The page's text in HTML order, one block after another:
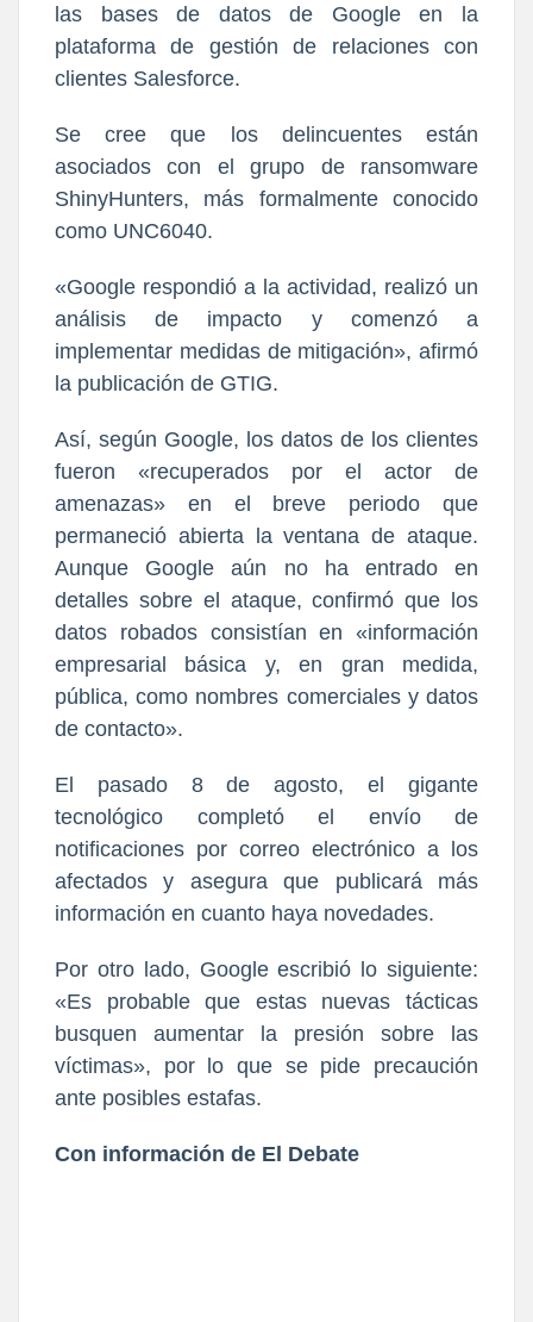
las bases de datos de Google en la
plataforma de gestión de relaciones con
clientes Salesforce.
Se cree que los delincuentes están
asociados con el grupo de ransomware
ShinyHunters, más formalmente conocido
como UNC6040.
«Google respondió a la actividad, realizó un
análisis de impacto y comenzó a
implementar medidas de mitigación», afirmó
la publicación de GTIG.
Así, según Google, los datos de los clientes
fueron «recuperados por el actor de
amenazas» en el breve periodo que
permaneció abierta la ventana de ataque.
Aunque Google aún no ha entrado en
detalles sobre el ataque, confirmó que los
datos robados consistían en «información
empresarial básica y, en gran medida,
pública, como nombres comerciales y datos
de contacto».
El pasado 8 de agosto, el gigante
tecnológico completó el envío de
notificaciones por correo electrónico a los
afectados y asegura que publicará más
información en cuanto haya novedades.
Por otro lado, Google escribió lo siguiente:
«Es probable que estas nuevas tácticas
busquen aumentar la presión sobre las
víctimas», por lo que se pide precaución
ante posibles estafas.
Con información de El Debate